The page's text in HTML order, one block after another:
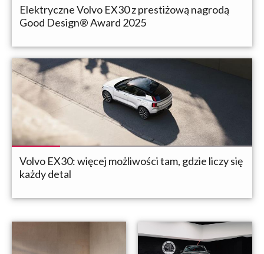
Elektryczne Volvo EX30 z prestiżową nagrodą
Good Design® Award 2025
Volvo EX30: więcej możliwości tam, gdzie liczy się
każdy detal